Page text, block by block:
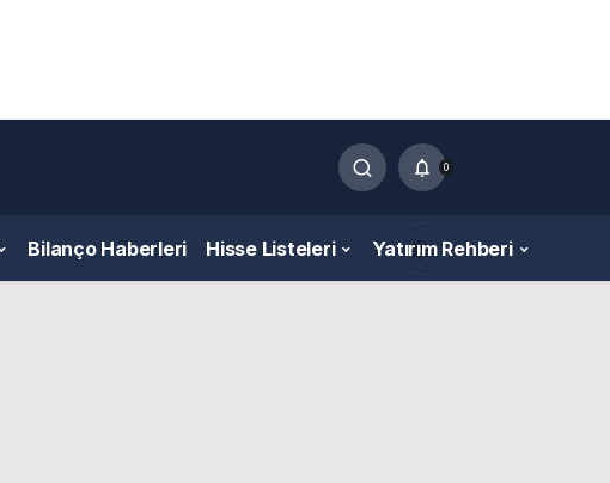
0
Bilanço Haberleri Hisse Listeleri Yatırım Rehberi